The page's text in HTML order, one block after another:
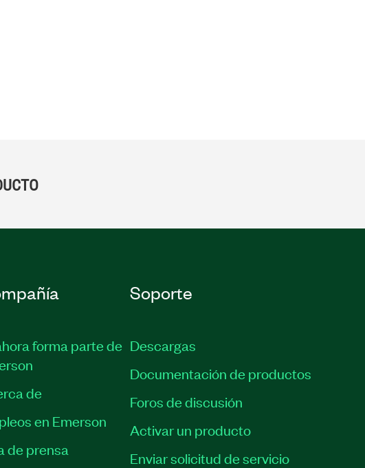
forma parte de
de
en Emerson
de prensa
Soporte
Descargas
Documentación de productos
Foros de discusión
Activar un producto
Enviar solicitud de servicio